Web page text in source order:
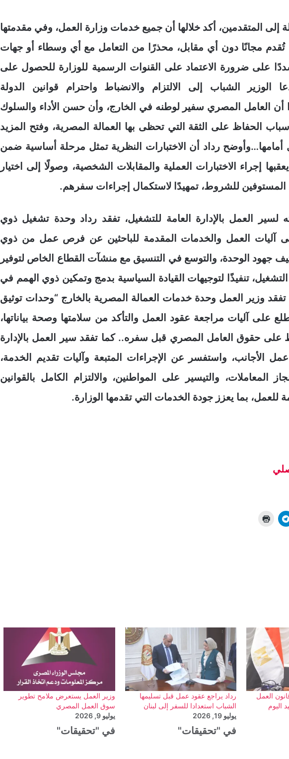
إلى المتقدمين، أكد خلالها أن جميع خدمات وزارة العمل، وفي مقدمتها
تُقدم مجانًا دون أي مقابل، محذرًا من التعامل مع أي وسطاء أو جهات
على ضرورة الاعتماد على القنوات الرسمية للوزارة للحصول على
الوزير الشباب إلى الالتزام والانضباط واحترام قوانين الدولة
أن العامل المصري سفير لوطنه في الخارج، وأن حسن الأداء والسلوك
الحفاظ على الثقة التي تحظى بها العمالة المصرية، وفتح المزيد
رداد أن الاختبارات النظرية تمثل مرحلة أساسية ضمن
إجراء الاختبارات العملية والمقابلات الشخصية، وصولًا إلى اختيار
للشروط، تمهيدًا لاستكمال إجراءات سفرهم.
لسير العمل بالإدارة العامة للتشغيل، تفقد رداد وحدة تشغيل ذوي
آليات العمل والخدمات المقدمة للباحثين عن فرص عمل من ذوي
جهود الوحدة، والتوسع في التنسيق مع منشآت القطاع الخاص لتوفير
تنفيذًا لتوجيهات القيادة السياسية بدمج وتمكين ذوي الهمم في
وزير العمل وحدة خدمات العمالة المصرية بالخارج “وحدات توثيق
على آليات مراجعة عقود العمل والتأكد من سلامتها وصحة بياناتها،
على حقوق العامل المصري قبل سفره.. كما تفقد سير العمل بالإدارة
الأجانب، واستفسر عن الإجراءات المتبعة وآليات تقديم الخدمة،
المعاملات، والتيسير على المواطنين، والالتزام الكامل بالقوانين
للعمل، بما يعزز جودة الخدمات التي تقدمها الوزارة.
العمل
اليوم
رداد يراجع عقود عمل قبل تسليمها
الشباب استعدادا للسفر إلى لبنان
يوليو 19, 2026
في "تحقيقات"
وزير العمل يستعرض ملامح تطوير
سوق العمل المصري
يوليو 9, 2026
في "تحقيقات"